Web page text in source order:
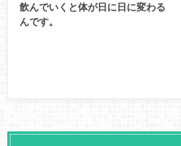
飲んでいくと体が日に日に変わる
んです。